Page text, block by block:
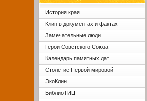
История края
Клин в документах и фактах
Замечательные люди
Герои Советского Союза
Календарь памятных дат
Столетие Первой мировой
ЭкоКлин
БиблиоТИЦ